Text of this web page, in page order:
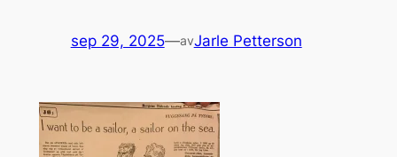
sep 29, 2025—avJarle Petterson